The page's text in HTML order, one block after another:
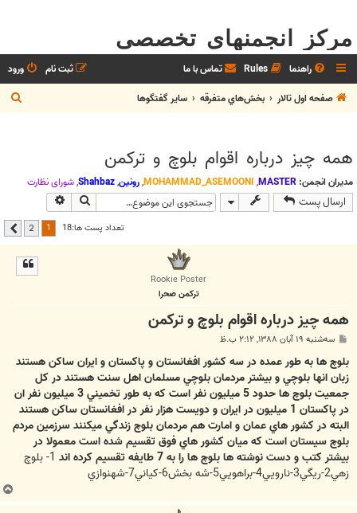
مرکز انجمنهای تخصصی
راهنما Rules تماس با ما ورود
ثبت نام
صفحه اول تالار
بخش‌‌هاي متفرقه ساير گفتگوها
ج
س
همه چيز درباره اقوام بلوچ و تركمن
مدیران انجمن: MASTER
,
MOHAMMAD_ASEMOONI
,رونین,
Shahbaz
,شوراي نظارت
ارسال پست جستجو
تعداد پست ها:18 2 بعدی
Rookie Poster
تركمن صحرا
همه چيز درباره اقوام بلوچ و تركمن
پ
ت
سه‌شنبه ۱۹ آبان ۱۳۸۸, ۲:۱۲ ب.ظ
بلوچ ها به طور عمده در سه كشور افغانستان و پاكستان و ايران ساكن هستند
زبان انها بلوچي و بيشتر مردمان بلوچي مسلمان اهل سنت هستند در كل
جمعيت بلوچ ها حدود 5 ميليون نفر است كه به طور تخميني 3 ميليون نفر ان
در پاكستان 1 ميليون در ايران و دويست هزار نفر در افغانستان ساكن هستند
البته در كشور هاي عمان و امارت هم مردمان بلوچ زندگي ميكنند سرزمين مردم
بلوچ سيستان است كه ميان كشور هاي فوق تقسيم شده است معمولا در
بيشتر كتب و دست نوشته ها بلوچ ها را به 7 طايفه تقسيم كرده اند
1- بلوچ
زهي2-ريگي3-نارويي4-براهويي5-شه بخش6-كياني7-شهنوازي
ب
ا